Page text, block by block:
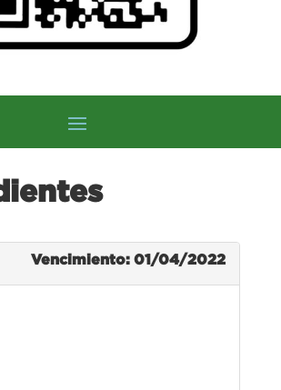
Vencimiento: 01/04/2022